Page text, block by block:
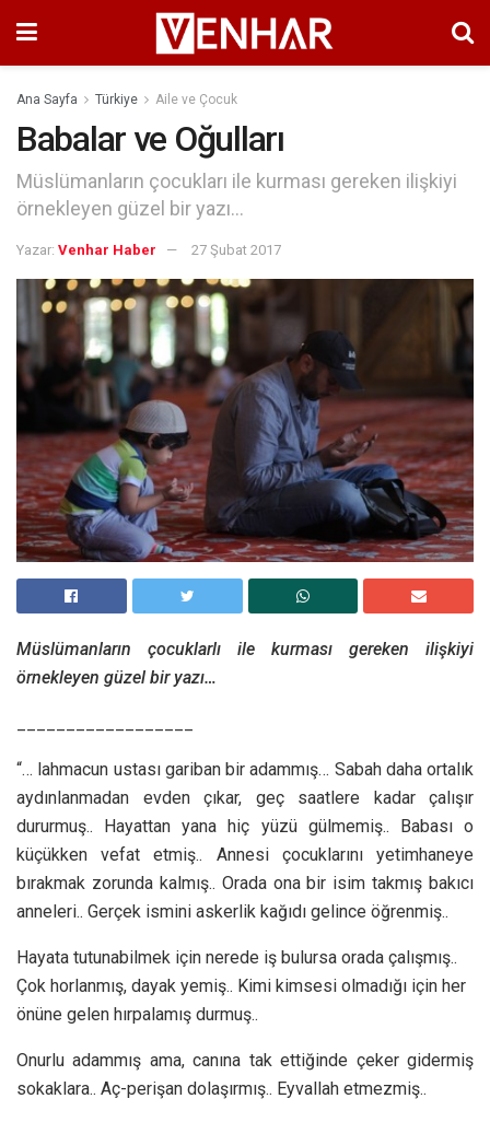
Ana Sayfa Türkiye Aile ve Çocuk
Babalar ve Oğulları
Müslümanların çocukları ile kurması gereken ilişkiyi
örnekleyen güzel bir yazı...
Yazar: Venhar Haber 27 Şubat 2017
Müslümanların çocuklarlı ile kurması gereken ilişkiyi
örnekleyen güzel bir yazı…
“… lahmacun ustası gariban bir adammış… Sabah daha ortalık
aydınlanmadan evden çıkar, geç saatlere kadar çalışır
dururmuş.. Hayattan yana hiç yüzü gülmemiş.. Babası o
küçükken vefat etmiş.. Annesi çocuklarını yetimhaneye
bırakmak zorunda kalmış.. Orada ona bir isim takmış bakıcı
anneleri.. Gerçek ismini askerlik kağıdı gelince öğrenmiş..
Hayata tutunabilmek için nerede iş bulursa orada çalışmış..
Çok horlanmış, dayak yemiş.. Kimi kimsesi olmadığı için her
önüne gelen hırpalamış durmuş..
Onurlu adammış ama, canına tak ettiğinde çeker gidermiş
sokaklara.. Aç-perişan dolaşırmış.. Eyvallah etmezmiş..